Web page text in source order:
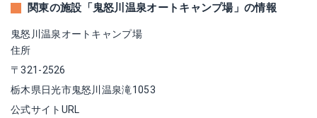
関東の施設「鬼怒川温泉オートキャンプ場」の情報
鬼怒川温泉オートキャンプ場
住所
〒321-2526
栃木県日光市鬼怒川温泉滝1053
公式サイトURL